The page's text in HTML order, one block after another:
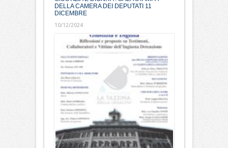
DELLA CAMERA DEI DEPUTATI 11
DICEMBRE
10/12/2024